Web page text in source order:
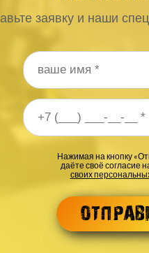
заявку и наши
Нажимая на кнопку
даёте своё согласие
своих